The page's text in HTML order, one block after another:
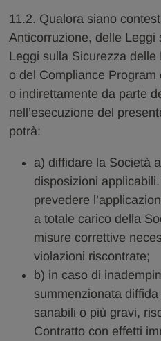
11.2. Qualora siano
Anticorruzione, delle Leggi
Leggi sulla Sicurezza
o del Compliance
o indirettamente da parte
nell’esecuzione del
potrà:
a) diffidare la Società
disposizioni
prevedere
a totale carico della
misure correttive
violazioni riscontrate;
b) in caso di
summenzionata
sanabili o più gravi,
Contratto con effetti